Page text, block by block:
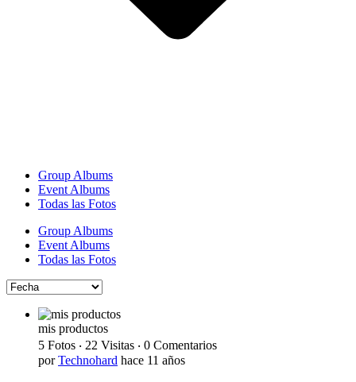
Group Albums
Event Albums
Todas las Fotos
Group Albums
Event Albums
Todas las Fotos
mis productos
5 Fotos ‧ 22 Visitas ‧ 0 Comentarios
porTechnohard hace 11 años